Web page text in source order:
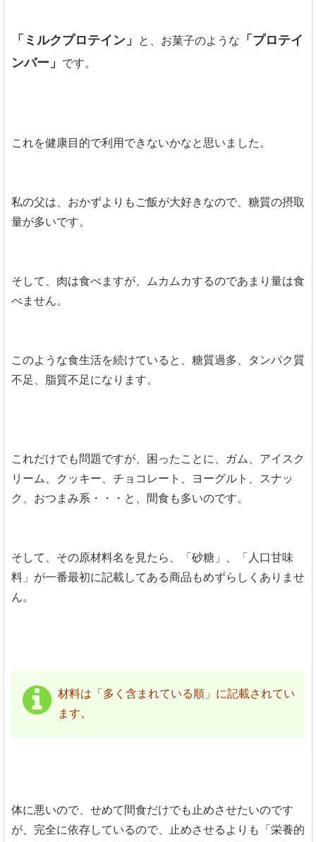
「ミルクプロテイン」 と、お菓子のような 「プロテイ
ンバー」 です。
これを健康目的で利用できないかなと思いました。
私の父は、おかずよりもご飯が大好きなので、糖質の摂取
量が多いです。
そして、肉は食べますが、ムカムカするのであまり量は食
べません。
このような食生活を続けていると、糖質過多、タンパク質
不足、脂質不足になります。
これだけでも問題ですが、困ったことに、ガム、アイスク
リーム、クッキー、チョコレート、ヨーグルト、スナッ
ク、おつまみ系・・・と、間食も多いのです。
そして、その原材料名を見たら、「砂糖」、「人口甘味
料」が一番最初に記載してある商品もめずらしくありませ
ん。
材料は「多く含まれている順」に記載されてい
ます。
体に悪いので、せめて間食だけでも止めさせたいのです
が、完全に依存しているので、止めさせるよりも「栄養的